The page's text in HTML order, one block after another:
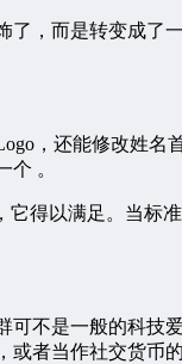
，而是转变成了
，还能修改姓
。
它得以满足。当标
可不是一般的科技
或者当作社交货币的